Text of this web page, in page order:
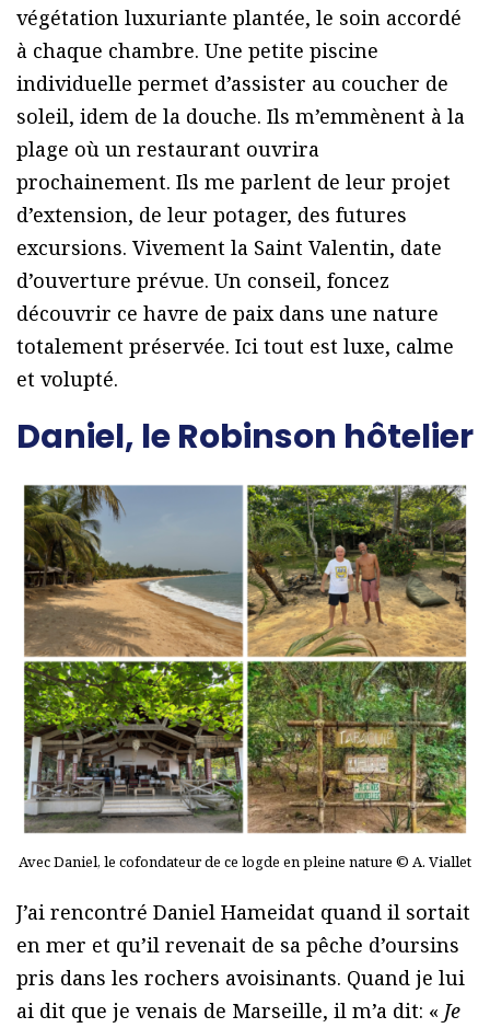
végétation luxuriante plantée, le soin accordé
à chaque chambre. Une petite piscine
individuelle permet d’assister au coucher de
soleil, idem de la douche. Ils m’emmènent à la
plage où un restaurant ouvrira
prochainement. Ils me parlent de leur projet
d’extension, de leur potager, des futures
excursions. Vivement la Saint Valentin, date
d’ouverture prévue. Un conseil, foncez
découvrir ce havre de paix dans une nature
totalement préservée. Ici tout est luxe, calme
et volupté.
Daniel, le Robinson hôtelier
Avec Daniel, le cofondateur de ce logde en pleine nature © A. Viallet
J’ai rencontré Daniel Hameidat quand il sortait
en mer et qu’il revenait de sa pêche d’oursins
pris dans les rochers avoisinants. Quand je lui
ai dit que je venais de Marseille, il m’a dit: « Je